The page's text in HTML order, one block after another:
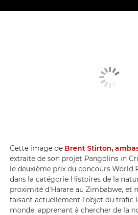
Cette image de Brent Stirton,
extraite de son projet Pangolins in
le deuxième prix du concours World
dans la catégorie Histoires de la
proximité d'Harare au Zimbabwe, et
faisant actuellement l'objet du trafic
monde, apprenant à chercher de la